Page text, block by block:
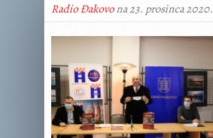
Radio Đakovona 23. prosinca 2020.